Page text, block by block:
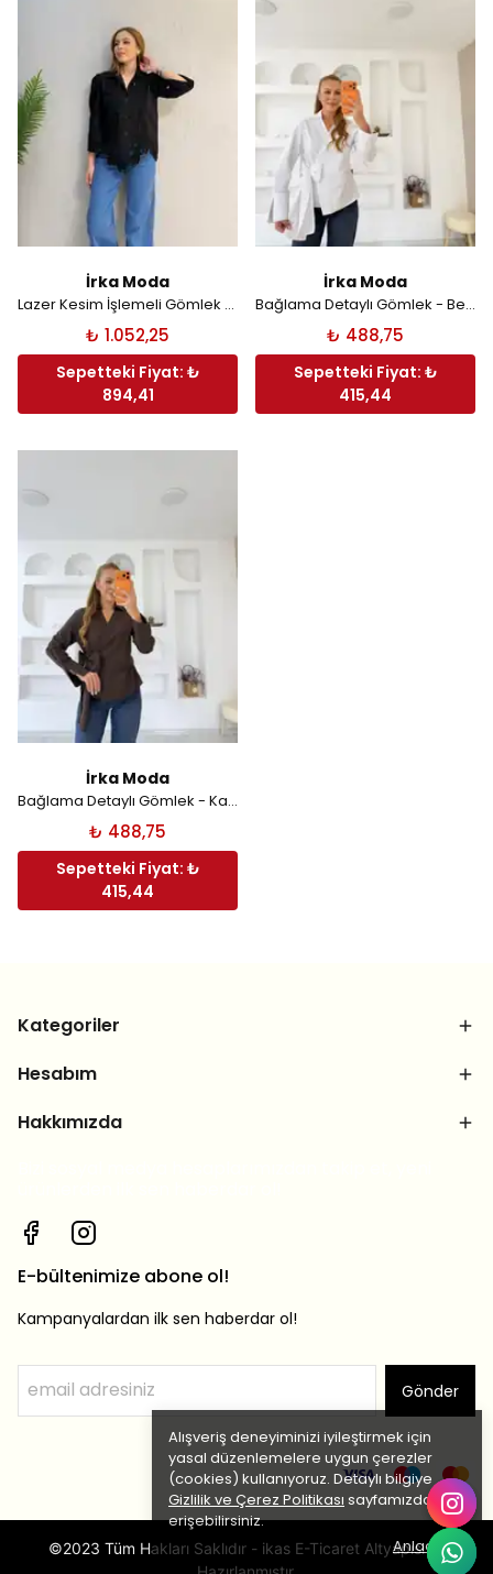
Alışveriş deneyiminizi iyileştirmek için
yasal düzenlemelere uygun çerezler
(cookies) kullanıyoruz. Detaylı bilgiye
Gizlilik ve Çerez Politikası sayfamızdan
erişebilirsiniz.
Anladım
İrka Moda
Lazer Kesim İşlemeli Gömlek - Siyah
₺ 1.052,25
Sepetteki Fiyat: ₺
894,41
İrka Moda
Bağlama Detaylı Gömlek - Beyaz
₺ 488,75
Sepetteki Fiyat: ₺
415,44
İrka Moda
Bağlama Detaylı Gömlek - Kahverengi
₺ 488,75
Sepetteki Fiyat: ₺
415,44
Kategoriler
Hesabım
Hakkımızda
E-bültenimize abone ol!
Kampanyalardan ilk sen haberdar ol!
Gönder
©2023 Tüm Hakları Saklıdır - ikas E-Ticaret Altyapısı ile